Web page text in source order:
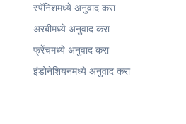
स्पॅनिशमध्ये अनुवाद करा
अरबीमध्ये अनुवाद करा
फ्रेंचमध्ये अनुवाद करा
इंडोनेशियनमध्ये अनुवाद करा